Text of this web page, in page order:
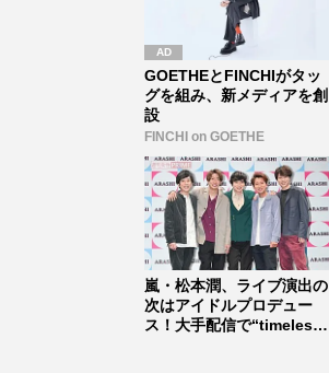
GOETHEとFINCHIがタッ
グを組み、新メディアを創
設
FINCHI on GOETHE
嵐・松本潤、ライブ演出の
次はアイドルプロデュー
ス！大手配信で“timelesz